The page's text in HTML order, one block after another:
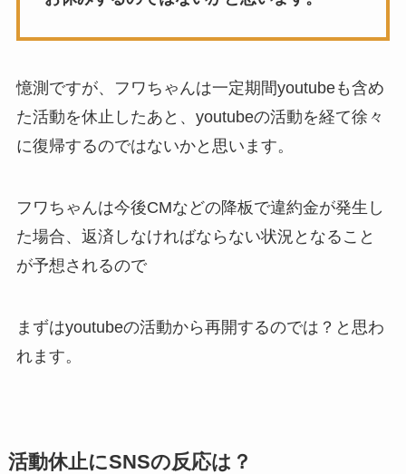
憶測ですが、フワちゃんは一定期間youtubeも含め
た活動を休止したあと、youtubeの活動を経て徐々
に復帰するのではないかと思います。
フワちゃんは今後CMなどの降板で違約金が発生し
た場合、返済しなければならない状況となること
が予想されるので
まずはyoutubeの活動から再開するのでは？と思わ
れます。
活動休止にSNSの反応は？